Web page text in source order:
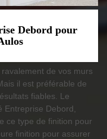
Debord pour
de vos murs
il est préférable de
fiables. Le
Debord,
ce type de finition pour
finition pour assurer